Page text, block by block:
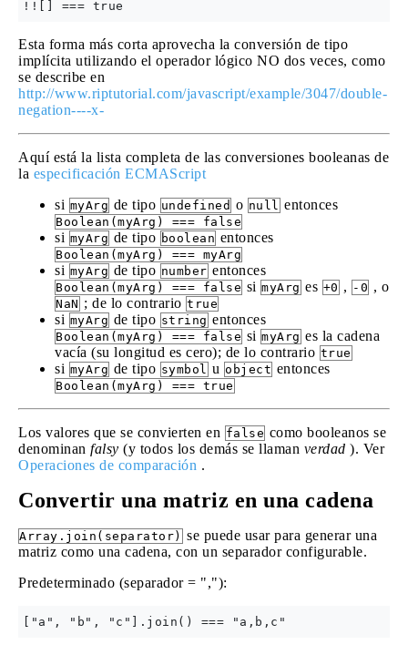
Esta forma más corta aprovecha la conversión de tipo
implícita utilizando el operador lógico NO dos veces, como
se describe en
http://www.riptutorial.com/javascript/example/3047/double-
negation----x-
Aquí está la lista completa de las conversiones booleanas de
la especificación ECMAScript
si myArg de tipo undefined o null entonces
Boolean(myArg) === false
si myArg de tipo boolean entonces
Boolean(myArg) === myArg
si myArg de tipo number entonces
Boolean(myArg) === false si myArg es +0 , ‑0 , o
NaN ; de lo contrario true
si myArg de tipo string entonces
Boolean(myArg) === false si myArg es la cadena
vacía (su longitud es cero); de lo contrario true
si myArg de tipo symbol u object entonces
Boolean(myArg) === true
Los valores que se convierten en false como booleanos se
denominan falsy (y todos los demás se llaman verdad ). Ver
Operaciones de comparación .
Convertir una matriz en una cadena
Array.join(separator) se puede usar para generar una
matriz como una cadena, con un separador configurable.
Predeterminado (separador = ","):